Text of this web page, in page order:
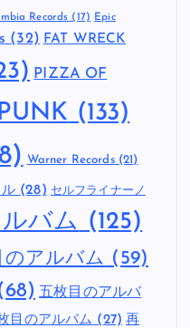
Records (17) Epic
(32) FAT WRECK
PIZZA OF
(133)
Warner Records(21)
(28) セルフライナーノ
バム (125)
のアルバム (59)
五枚目のアルバ
目のアルバム (27) 再